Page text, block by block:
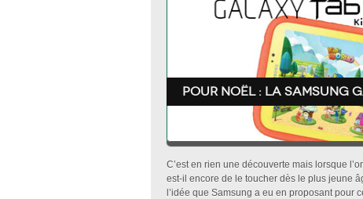
Pour Noël : la samsung
C’est en rien une découverte mais lorsque
est-il encore de le toucher dès le plus jeune
l’idée que Samsung a eu en proposant pour